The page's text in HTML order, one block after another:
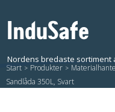
Start / Produkter /
Sandlåda 350L, Svart